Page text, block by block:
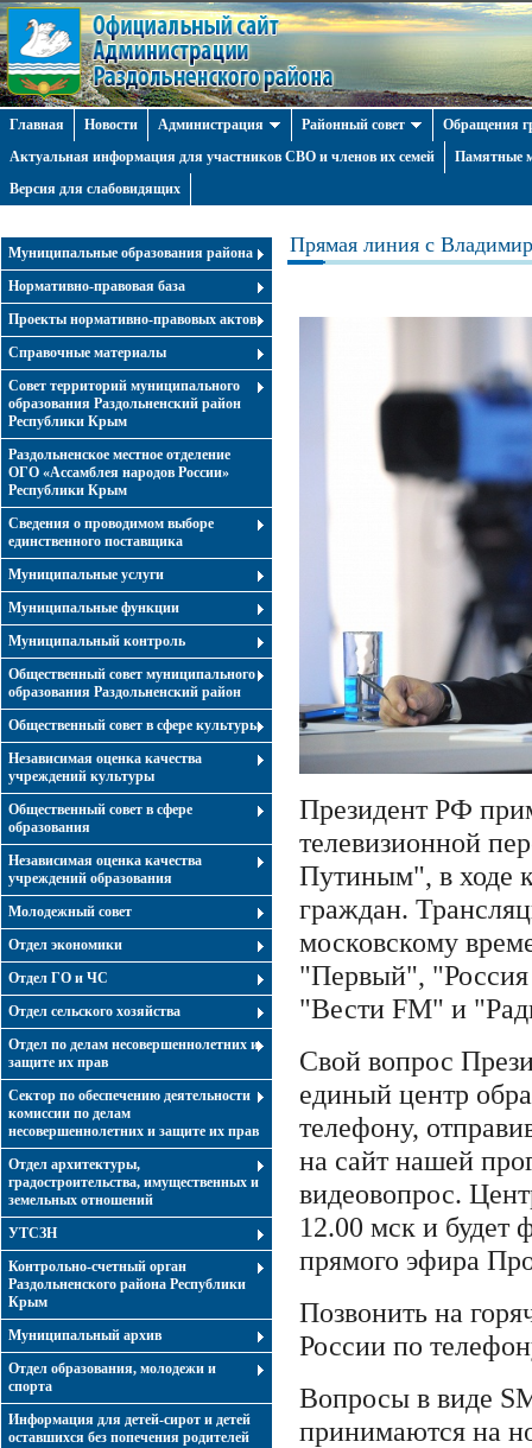
Главная Новости Администрация Районный совет
Обращения
Актуальная информация для участников СВО и членов их семей
Памятные
Версия для слабовидящих
Муниципальные образования района
Нормативно-правовая база
Проекты нормативно-правовых актов
Справочные материалы
Совет территорий муниципального
образования Раздольненский район
Республики Крым
Раздольненское местное отделение
ОГО «Ассамблея народов России»
Республики Крым
Cведения о проводимом выборе
единственного поставщика
Муниципальные услуги
Муниципальные функции
Муниципальный контроль
Общественный совет муниципального
образования Раздольненский район
Общественный совет в сфере культуры
Независимая оценка качества
учреждений культуры
Общественный совет в сфере
образования
Независимая оценка качества
учреждений образования
Молодежный совет
Отдел экономики
Отдел ГО и ЧС
Отдел сельского хозяйства
Отдел по делам несовершеннолетних и
защите их прав
Сектор по обеспечению деятельности
комиссии по делам
несовершеннолетних и защите их прав
Отдел архитектуры,
градостроительства, имущественных и
земельных отношений
УТСЗН
Контрольно-счетный орган
Раздольненского района Республики
Крым
Муниципальный архив
Отдел образования, молодежи и
спорта
Информация для детей-сирот и детей
оставшихся без попечения родителей
Прямая линия с
Президент РФ
телевизионной
Путиным", в ходе
граждан.
московскому
"Первый",
"Вести FM" и
Свой вопрос
единый центр
телефону,
на сайт нашей
видеовопрос.
12.00 мск и будет
прямого эфира
Позвонить на
России по
Вопросы в виде
принимаются на